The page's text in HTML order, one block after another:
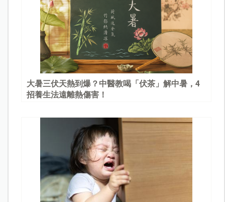
大暑三伏天熱到爆？中醫教喝「伏茶」解中暑，4
招養生法遠離熱傷害！